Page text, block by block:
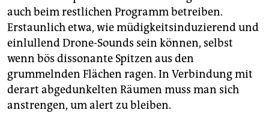
auch beim restlichen Programm betreiben.
Erstaunlich etwa, wie müdigkeitsinduzierend und
einlullend Drone-Sounds sein können, selbst
wenn bös dissonante Spitzen aus den
grummelnden Flächen ragen. In Verbindung mit
derart abgedunkelten Räumen muss man sich
anstrengen, um alert zu bleiben.